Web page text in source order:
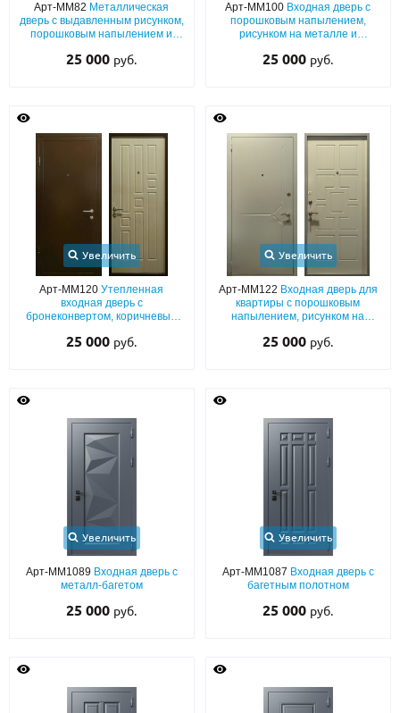
Арт-ММ82 Металлическая
дверь с выдавленным рисунком,
порошковым напылением и
25 000 руб.
Арт-ММ100 Входная дверь с
порошковым напылением,
рисунком на металле и
25 000 руб.
Увеличить
Арт-ММ120Утепленная
входная дверь с
бронеконвертом, коричневым
МДФ
25 000 руб.
Увеличить
Арт-ММ122 Входная дверь для
квартиры с порошковым
напылением, рисунком на
МДФ
25 000 руб.
Увеличить
Арт-ММ1089 Входная дверь с
металл-багетом
25 000 руб.
Увеличить
Арт-ММ1087 Входная дверь с
багетным полотном
25 000 руб.